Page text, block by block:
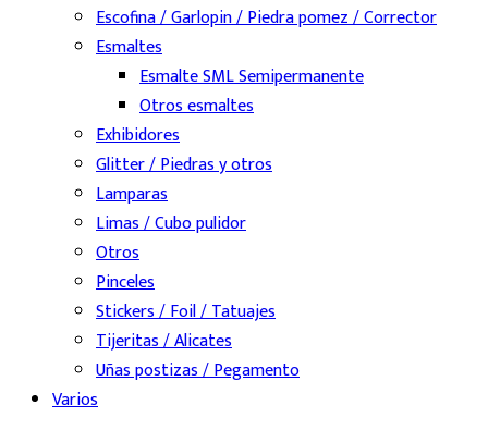
Escofina / Garlopin / Piedra pomez / Corrector
Esmaltes
Esmalte SML Semipermanente
Otros esmaltes
Exhibidores
Glitter / Piedras y otros
Lamparas
Limas / Cubo pulidor
Otros
Pinceles
Stickers / Foil / Tatuajes
Tijeritas / Alicates
Uñas postizas / Pegamento
Varios